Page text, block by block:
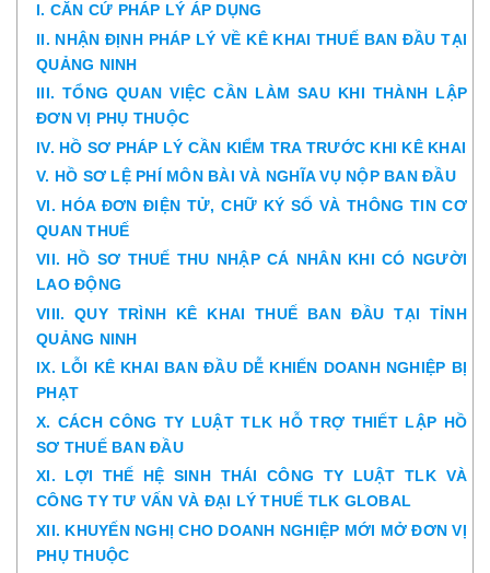
I. CĂN CỨ PHÁP LÝ ÁP DỤNG
II. NHẬN ĐỊNH PHÁP LÝ VỀ KÊ KHAI THUẾ BAN ĐẦU TẠI
QUẢNG NINH
III. TỔNG QUAN VIỆC CẦN LÀM SAU KHI THÀNH LẬP
ĐƠN VỊ PHỤ THUỘC
IV. HỒ SƠ PHÁP LÝ CẦN KIỂM TRA TRƯỚC KHI KÊ KHAI
V. HỒ SƠ LỆ PHÍ MÔN BÀI VÀ NGHĨA VỤ NỘP BAN ĐẦU
VI. HÓA ĐƠN ĐIỆN TỬ, CHỮ KÝ SỐ VÀ THÔNG TIN CƠ
QUAN THUẾ
VII. HỒ SƠ THUẾ THU NHẬP CÁ NHÂN KHI CÓ NGƯỜI
LAO ĐỘNG
VIII. QUY TRÌNH KÊ KHAI THUẾ BAN ĐẦU TẠI TỈNH
QUẢNG NINH
IX. LỖI KÊ KHAI BAN ĐẦU DỄ KHIẾN DOANH NGHIỆP BỊ
PHẠT
X. CÁCH CÔNG TY LUẬT TLK HỖ TRỢ THIẾT LẬP HỒ
SƠ THUẾ BAN ĐẦU
XI. LỢI THẾ HỆ SINH THÁI CÔNG TY LUẬT TLK VÀ
CÔNG TY TƯ VẤN VÀ ĐẠI LÝ THUẾ TLK GLOBAL
XII. KHUYẾN NGHỊ CHO DOANH NGHIỆP MỚI MỞ ĐƠN VỊ
PHỤ THUỘC